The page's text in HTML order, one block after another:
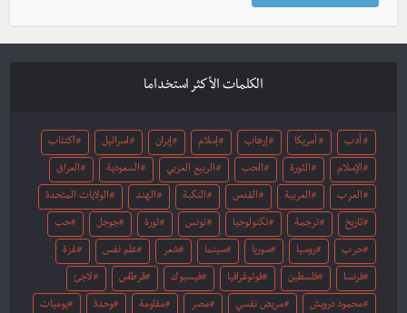
الكلمات الأكثر استخداما
أدب أمريكا إرهاب إسلام إيران اسرائيل اكتئاب
الإسلام الثورة الحب الربيع العربي السعودية العراق
العرب العربية القدس النكبة الهند الولايات المتحدة
تاريخ ترجمة تكنولوجيا تونس ثورة جوجل حب
حرب روسيا سوريا سينما شعر علم نفس غزة
فرنسا فلسطين فوتوغرافيا فيسبوك قرطاس لاجئ
محمود درويش مريض نفسي مصر مقاومة وحدة يوميات